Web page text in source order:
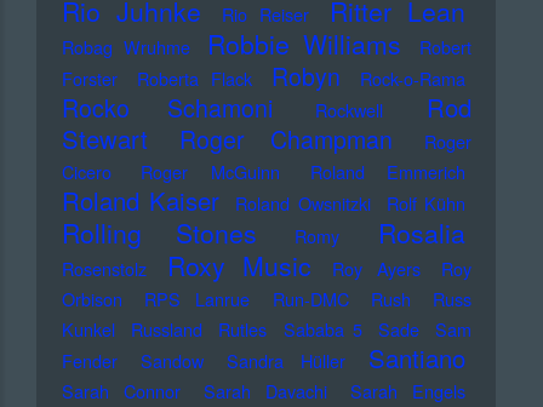
Rio Juhnke Rio Reiser Ritter Lean
Robag Wruhme Robbie Williams
Robert
Forster
Roberta Flack Robyn Rock-o-Rama
Rocko Schamoni Rockwell
Rod
Stewart
Roger Champman
Roger
Cicero
Roger McGuinn Roland Emmerich
Roland Kaiser Roland Owsnitzki Rolf Kühn
Rolling Stones Romy Rosalia
Rosenstolz Roxy Music Roy Ayers
Roy
Orbison
RPS Lanrue Run-DMC Rush
Russ
Kunkel
Russland Rutles Sababa 5 Sade
Sam
Fender
Sandow Sandra Hüller Santiano
Sarah Connor Sarah Davachi
Sarah Engels